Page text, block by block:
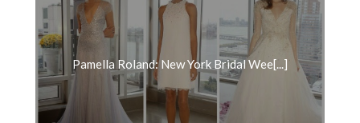
Pamella Roland: New York Bridal Wee[...]